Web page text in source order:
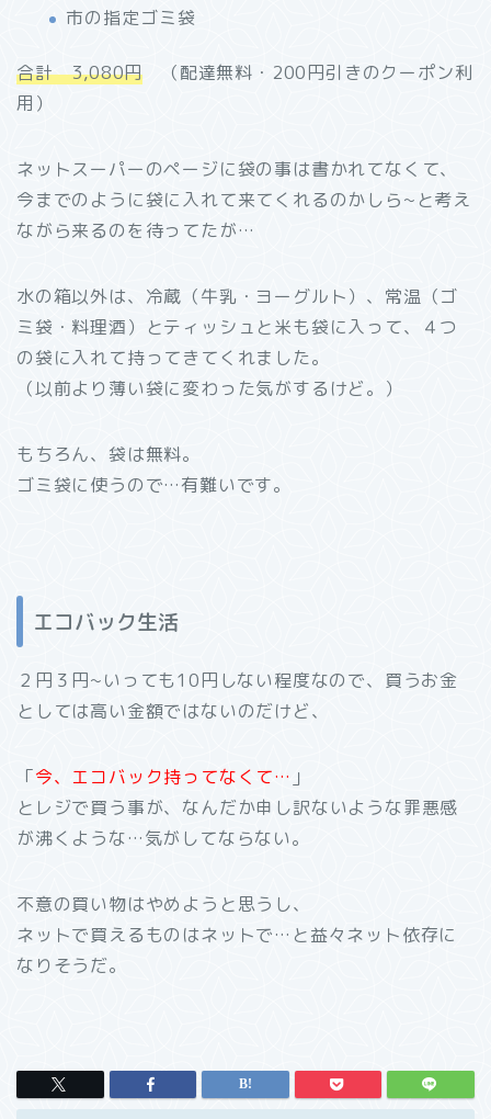
市の指定ゴミ袋
合計 3,080円 （配達無料・200円引きのクーポン利
用）
ネットスーパーのページに袋の事は書かれてなくて、
今までのように袋に入れて来てくれるのかしら~と考え
ながら来るのを待ってたが…
水の箱以外は、冷蔵（牛乳・ヨーグルト）、常温（ゴ
ミ袋・料理酒）とティッシュと米も袋に入って、４つ
の袋に入れて持ってきてくれました。
（以前より薄い袋に変わった気がするけど。）
もちろん、袋は無料。
ゴミ袋に使うので…有難いです。
エコバック生活
２円３円~いっても10円しない程度なので、買うお金
としては高い金額ではないのだけど、
「今、エコバック持ってなくて… 」
とレジで買う事が、なんだか申し訳ないような罪悪感
が沸くような…気がしてならない。
不意の買い物はやめようと思うし、
ネットで買えるものはネットで…と益々ネット依存に
なりそうだ。